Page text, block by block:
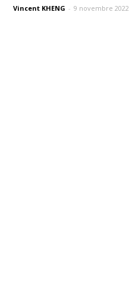
Vincent KHENG - 9 novembre 2022